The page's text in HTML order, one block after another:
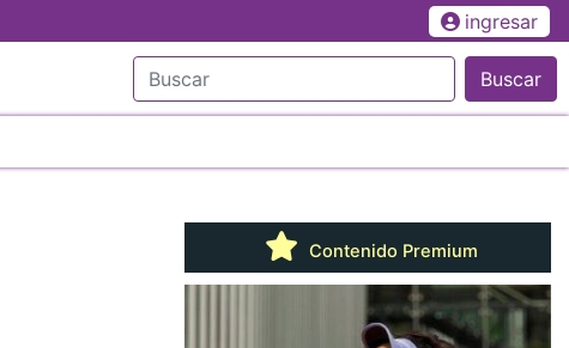
ingresar
Buscar
Contenido Premium